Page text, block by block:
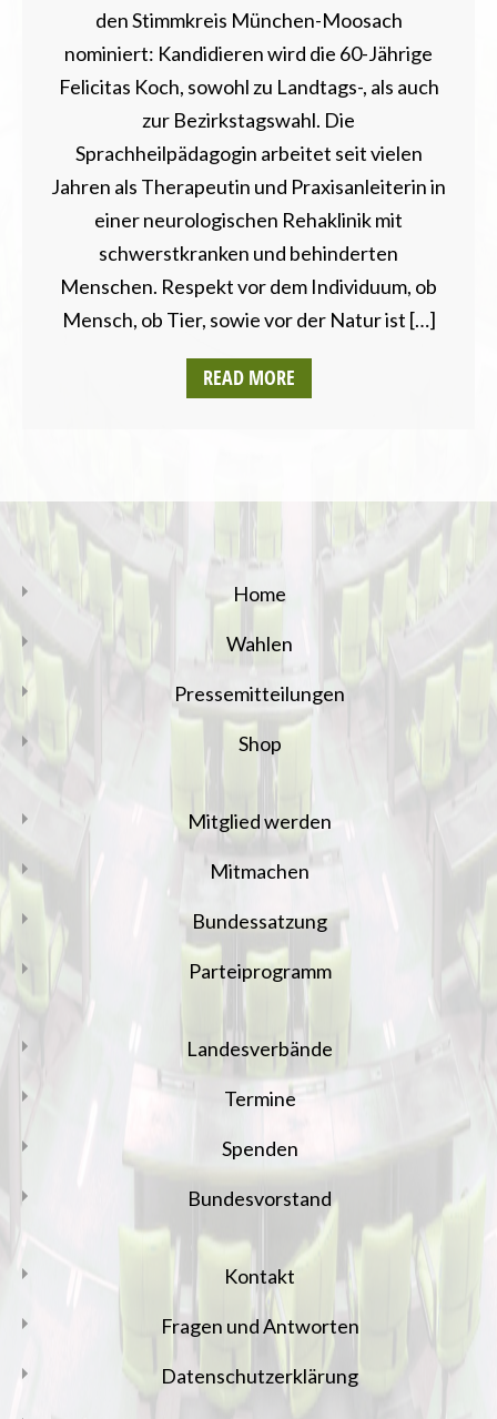
den Stimmkreis München-Moosach
nominiert: Kandidieren wird die 60-Jährige
Felicitas Koch, sowohl zu Landtags-, als auch
zur Bezirkstagswahl. Die
Sprachheilpädagogin arbeitet seit vielen
Jahren als Therapeutin und Praxisanleiterin in
einer neurologischen Rehaklinik mit
schwerstkranken und behinderten
Menschen. Respekt vor dem Individuum, ob
Mensch, ob Tier, sowie vor der Natur ist […]
READ MORE
Home
Wahlen
Pressemitteilungen
Shop
Mitglied werden
Mitmachen
Bundessatzung
Parteiprogramm
Landesverbände
Termine
Spenden
Bundesvorstand
Kontakt
Fragen und Antworten
Datenschutzerklärung